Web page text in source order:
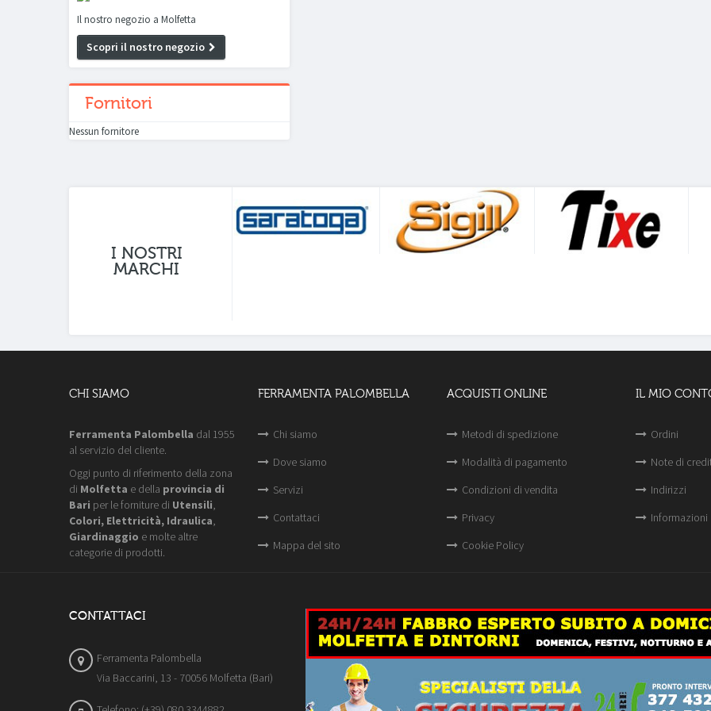
Il nostro negozio a Molfetta
Scopri il nostro negozio
Fornitori
Nessun fornitore
I NOSTRI
MARCHI
CHI SIAMO
Ferramenta Palombella dal 1955
al servizio del cliente.
Oggi punto di riferimento della zona
di Molfetta e della provincia di
Bari per le forniture di Utensili,
Colori, Elettricità, Idraulica,
Giardinaggio e molte altre
categorie di prodotti.
FERRAMENTA PALOMBELLA
Chi siamo
Dove siamo
Servizi
Contattaci
Mappa del sito
ACQUISTI ONLINE
Metodi di spedizione
Modalità di pagamento
Condizioni di vendita
Privacy
Cookie Policy
IL MIO
Ordini
Note di
Indirizzi
Informazioni
CONTATTACI
Ferramenta Palombella
Via Baccarini, 13 - 70056 Molfetta (Bari)